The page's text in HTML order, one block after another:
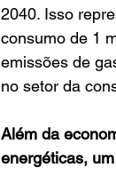
2040. Isso
consumo de 1
emissões de
no setor da
Além da
energéticas,